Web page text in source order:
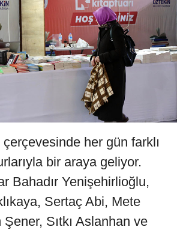
her gün farklı
bir araya geliyor.
Bahadır Yenişehirlioğlu,
Sertaç Abi, Mete
Sıtkı Aslanhan ve